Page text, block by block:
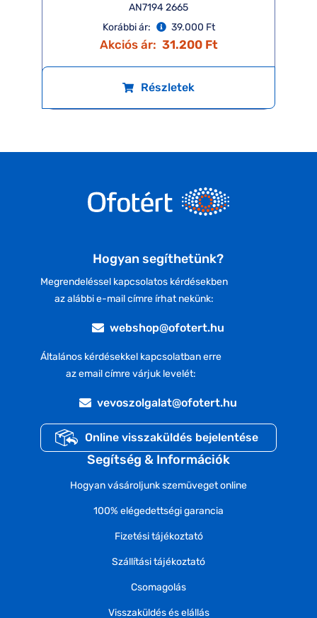
AN7194 2665
Korábbi ár:
39.000 Ft
Akciós ár: 31.200 Ft
Részletek
Hogyan segíthetünk?
Megrendeléssel kapcsolatos kérdésekben
az alábbi e-mail címre írhat nekünk:
webshop@ofotert.hu
Általános kérdésekkel kapcsolatban erre
az email címre várjuk levelét:
vevoszolgalat@ofotert.hu
Online visszaküldés bejelentése
Segítség & Információk
Hogyan vásároljunk szemüveget online
100% elégedettségi garancia
Fizetési tájékoztató
Szállítási tájékoztató
Csomagolás
Visszaküldés és elállás